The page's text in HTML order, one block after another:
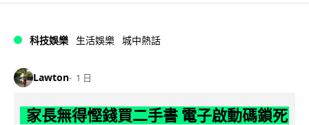
科技娛樂 生活娛樂 城中熱話
Lawton 1 日
家長無得慳錢買二手書 電子啟動碼鎖死